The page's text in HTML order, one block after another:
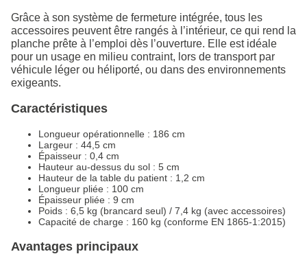
Grâce à son système de fermeture intégrée, tous les
accessoires peuvent être rangés à l’intérieur, ce qui rend la
planche prête à l’emploi dès l’ouverture. Elle est idéale
pour un usage en milieu contraint, lors de transport par
véhicule léger ou héliporté, ou dans des environnements
exigeants.
Caractéristiques
Longueur opérationnelle : 186 cm
Largeur : 44,5 cm
Épaisseur : 0,4 cm
Hauteur au-dessus du sol : 5 cm
Hauteur de la table du patient : 1,2 cm
Longueur pliée : 100 cm
Épaisseur pliée : 9 cm
Poids : 6,5 kg (brancard seul) / 7,4 kg (avec accessoires)
Capacité de charge : 160 kg (conforme EN 1865-1:2015)
Avantages principaux